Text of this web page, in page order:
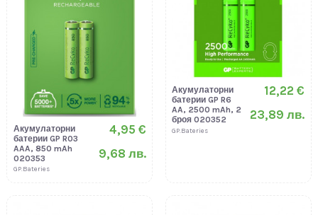
Акумулаторни
батерии GP R03
AAA, 850 mAh
020353
GP.Bateries
4,95 €
9,68 лв.
Акумулаторни
батерии GP R6
AA, 2500 mAh, 2
броя 020352
GP.Bateries
12,22 €
23,89 лв.